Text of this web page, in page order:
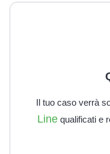
Il tuo caso verrà
Line qualificati e